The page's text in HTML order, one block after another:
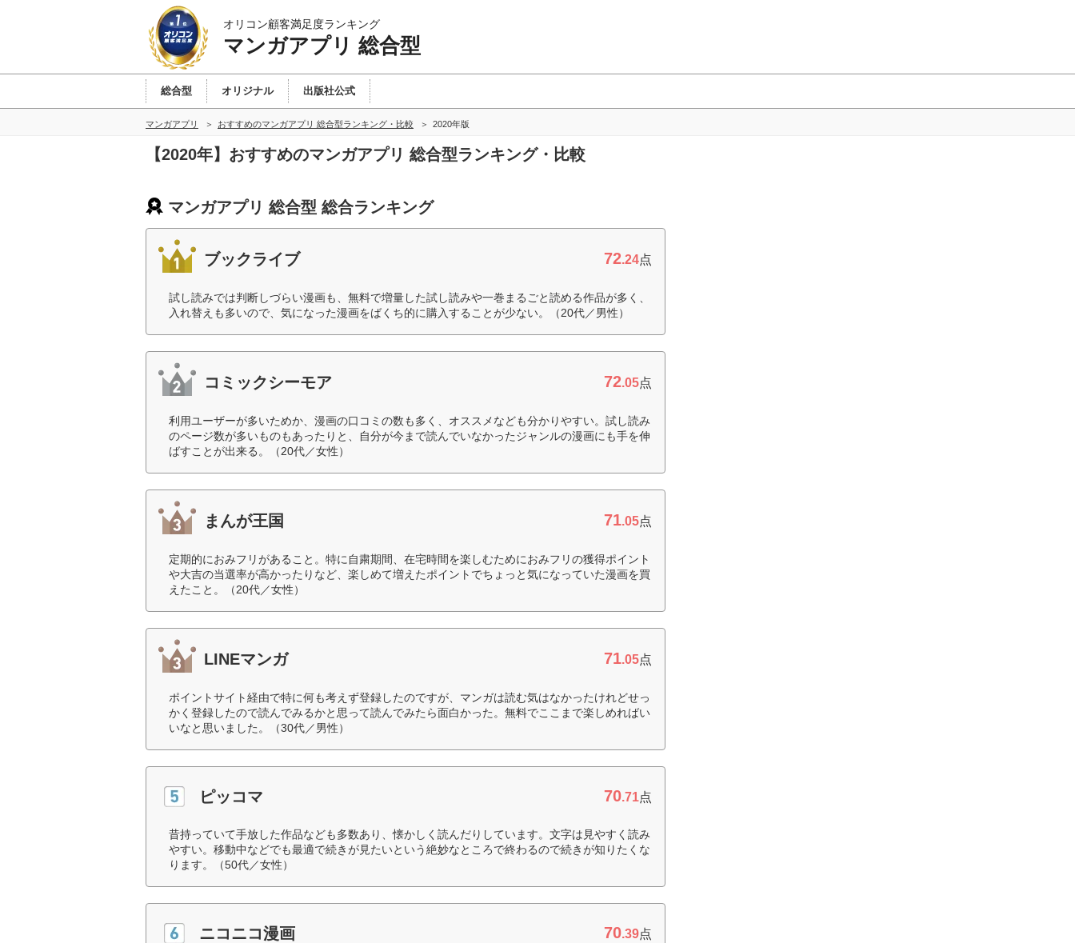
オリコン顧客満足度ランキング
マンガアプリ 総合型
総合型 オリジナル 出版社公式
マンガアプリ おすすめのマンガアプリ 総合型ランキング・比較 2020年版
【2020年】おすすめのマンガアプリ 総合型ランキング・比較
マンガアプリ 総合型 総合ランキング
ブックライブ 72.24点
試し読みでは判断しづらい漫画も、無料で増量した試し読みや一巻まるごと読める作品が多く、
入れ替えも多いので、気になった漫画をばくち的に購入することが少ない。（20代／男性）
コミックシーモア 72.05点
利用ユーザーが多いためか、漫画の口コミの数も多く、オススメなども分かりやすい。試し読み
のページ数が多いものもあったりと、自分が今まで読んでいなかったジャンルの漫画にも手を伸
ばすことが出来る。（20代／女性）
まんが王国 71.05点
定期的におみフリがあること。特に自粛期間、在宅時間を楽しむためにおみフリの獲得ポイント
や大吉の当選率が高かったりなど、楽しめて増えたポイントでちょっと気になっていた漫画を買
えたこと。（20代／女性）
LINEマンガ 71.05点
ポイントサイト経由で特に何も考えず登録したのですが、マンガは読む気はなかったけれどせっ
かく登録したので読んでみるかと思って読んでみたら面白かった。無料でここまで楽しめればい
いなと思いました。（30代／男性）
ピッコマ 70.71点
昔持っていて手放した作品なども多数あり、懐かしく読んだりしています。文字は見やすく読み
やすい。移動中などでも最適で続きが見たいという絶妙なところで終わるので続きが知りたくな
ります。（50代／女性）
ニコニコ漫画 70.39点